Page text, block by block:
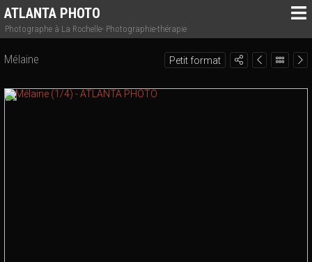
ATLANTA PHOTO
Photographe à La Rochelle- Photographie-thérapie
Petit format
Mélaine